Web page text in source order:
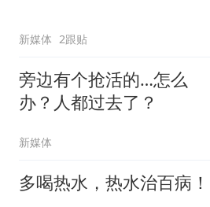
新媒体 2跟贴
旁边有个抢活的…怎么
办？人都过去了？
新媒体
多喝热水，热水治百病！